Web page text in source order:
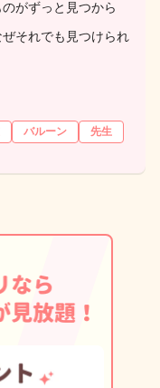
がずっと見つから
それでも見つけられ
バルーン
先生